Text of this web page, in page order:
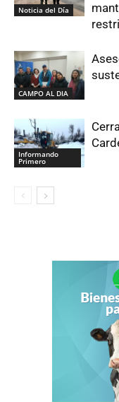
Noticia del Día
CAMPO AL DIA
Informando
Primero